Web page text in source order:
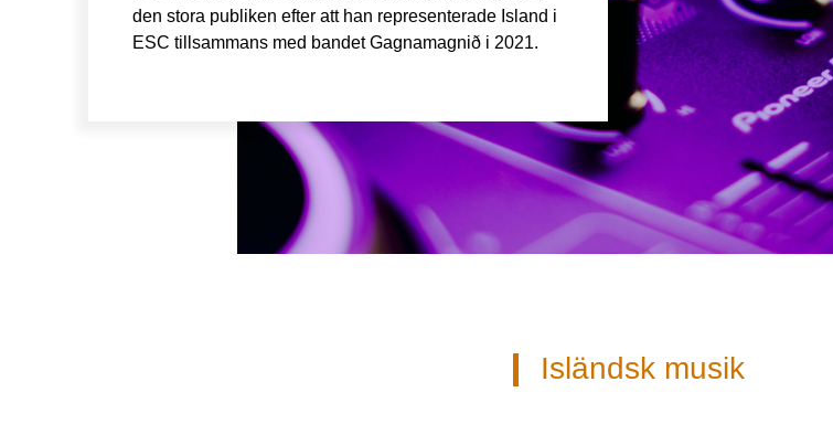
den stora publiken efter att han representerade Island i
ESC tillsammans med bandet Gagnamagnið i 2021.
Isländsk musik